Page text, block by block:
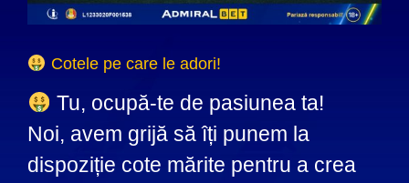
Cotele pe care le adori!
Tu, ocupă-te de pasiunea ta!
Noi, avem grijă să îți punem la
dispoziție cote mărite pentru a crea